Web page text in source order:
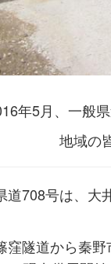
年5月、一般
地域の
道708号は、大
窪隧道から秦